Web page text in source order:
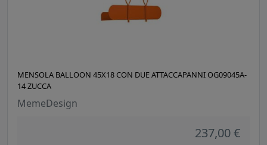
MENSOLA BALLOON 45X18 CON DUE ATTACCAPANNI OG09045A-
14 ZUCCA
MemeDesign
237,00 €